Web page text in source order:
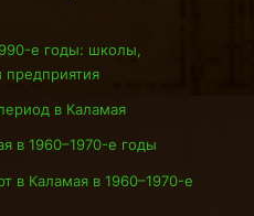
е годы: школы,
предприятия
в Каламая
в 1960–1970-е годы
в Каламая в 1960–1970-е